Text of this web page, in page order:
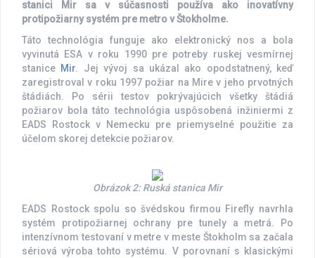
stanici Mir sa v súčasnosti používa ako inovatívny
protipožiarny systém pre metro v Štokholme.
Táto technológia funguje ako elektronický nos a bola
vyvinutá ESA v roku 1990 pre potreby ruskej vesmírnej
stanice Mir. Jej vývoj sa ukázal ako opodstatnený, keď
zaregistroval v roku 1997 požiar na Mire v jeho prvotných
štádiách. Po sérii testov pokrývajúcich všetky štádiá
požiarov bola táto technológia uspôsobená inžiniermi z
EADS Rostock v Nemecku pre priemyselné použitie za
účelom skorej detekcie požiarov.
Obrázok 2: Ruská stanica Mir
EADS Rostock spolu so švédskou firmou Firefly navrhla
systém protipožiarnej ochrany pre tunely a metrá. Po
intenzívnom testovaní v metre v meste Štokholm sa začala
sériová výroba tohto systému. V porovnaní s klasickými